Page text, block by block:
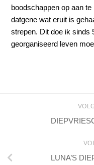
boodschappen op aan
datgene wat eruit is
strepen. Dit doe ik sinds
georganiseerd leven
LUNA’S